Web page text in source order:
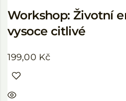
Workshop: Životní
vysoce citlivé
199,00 Kč